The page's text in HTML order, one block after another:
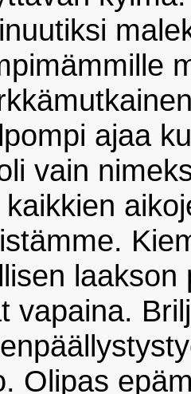
ajaa
vain
vapaina.
Olipas